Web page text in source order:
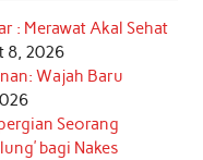
: Merawat Akal Sehat
8, 2026
Wajah Baru
Seorang
bagi Nakes